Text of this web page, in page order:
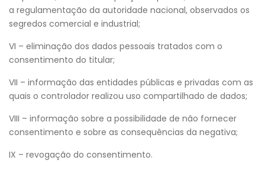
a regulamentação da autoridade nacional, observados os
segredos comercial e industrial;
VI – eliminação dos dados pessoais tratados com o
consentimento do titular;
VII – informação das entidades públicas e privadas com as
quais o controlador realizou uso compartilhado de dados;
VIII – informação sobre a possibilidade de não fornecer
consentimento e sobre as consequências da negativa;
IX – revogação do consentimento.